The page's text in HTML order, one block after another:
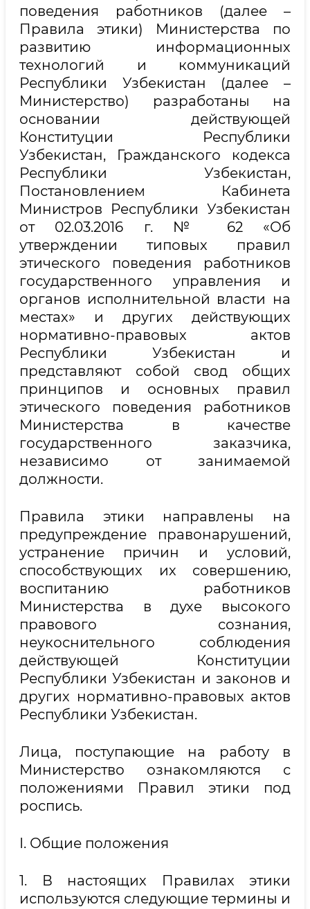
поведения работников (далее –
Правила этики) Министерства по
развитию информационных
технологий и коммуникаций
Республики Узбекистан (далее –
Министерство) разработаны на
основании действующей
Конституции Республики
Узбекистан, Гражданского кодекса
Республики Узбекистан,
Постановлением Кабинета
Министров Республики Узбекистан
от 02.03.2016 г. № 62 «Об
утверждении типовых правил
этического поведения работников
государственного управления и
органов исполнительной власти на
местах» и других действующих
нормативно-правовых актов
Республики Узбекистан и
представляют собой свод общих
принципов и основных правил
этического поведения работников
Министерства в качестве
государственного заказчика,
независимо от занимаемой
должности.
Правила этики направлены на
предупреждение правонарушений,
устранение причин и условий,
способствующих их совершению,
воспитанию работников
Министерства в духе высокого
правового сознания,
неукоснительного соблюдения
действующей Конституции
Республики Узбекистан и законов и
других нормативно-правовых актов
Республики Узбекистан.
Лица, поступающие на работу в
Министерство ознакомляются с
положениями Правил этики под
роспись.
I. Общие положения
1. В настоящих Правилах этики
используются следующие термины и